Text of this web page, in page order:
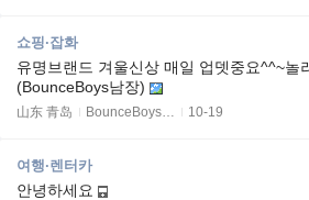
쇼핑·잡화
유명브랜드 겨울신상 매일 업뎃중요^^~놀
(BounceBoys남장)
山东 青岛 BounceBoys… 10-19
여행·렌터카
안녕하세요